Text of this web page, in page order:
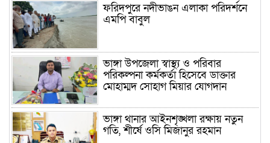
ফরিদপুরে নদীভাঙন এলাকা পরিদর্শনে
এমপি বাবুল
ভাঙ্গা উপজেলা স্বাস্থ্য ও পরিবার
পরিকল্পনা কর্মকর্তা হিসেবে ডাক্তার
মোহাম্মদ সোহাগ মিয়ার যোগদান
ভাঙ্গা থানার আইনশৃঙ্খলা রক্ষায় নতুন
গতি, শীর্ষে ওসি মিজানুর রহমান